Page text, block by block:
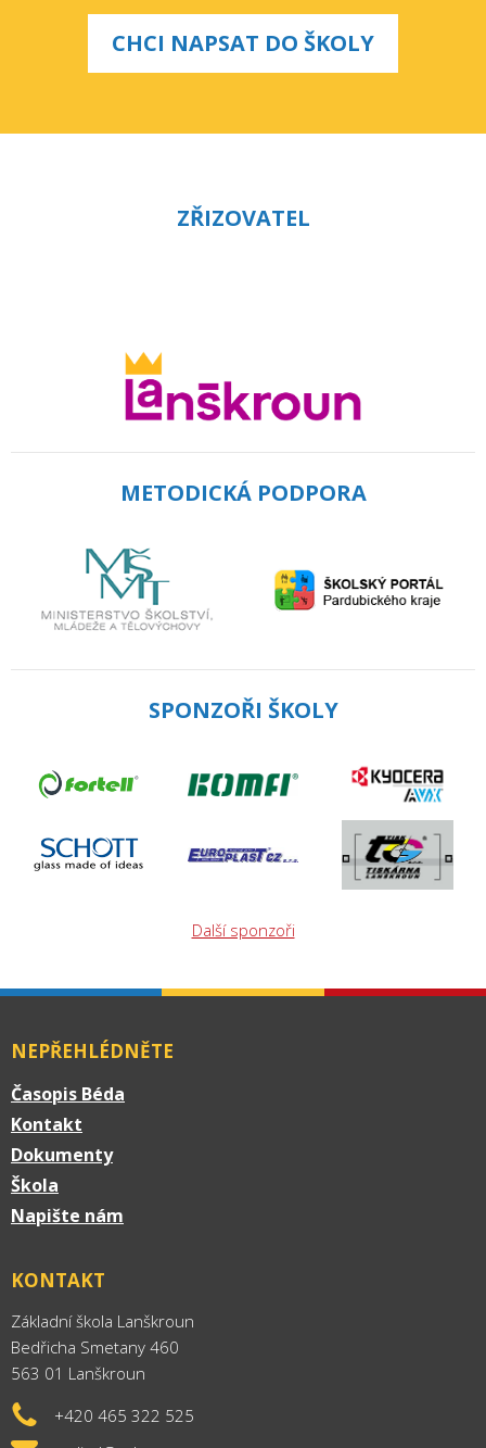
CHCI NAPSAT DO ŠKOLY
ZŘIZOVATEL
METODICKÁ PODPORA
SPONZOŘI ŠKOLY
Další sponzoři
NEPŘEHLÉDNĚTE
Časopis Béda
Kontakt
Dokumenty
Škola
Napište nám
KONTAKT
Základní škola Lanškroun
Bedřicha Smetany 460
563 01 Lanškroun
+420 465 322 525